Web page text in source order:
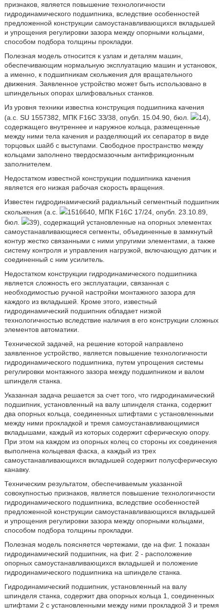
признаков, является повышение технологичности
гидродинамического подшипника, вследствие особенностей
предложенной конструкции самоустанавливающихся вкладышей
и упрощения регулировки зазора между опорными кольцами,
способом подбора толщины прокладки.
Полезная модель относится к узлам и деталям машин,
обеспечивающим нормальную эксплуатацию машин и установок,
а именно, к подшипникам скольжения для вращательного
движения. Заявленное устройство может быть использовано в
шпиндельных опорах шлифовальных станков.
Из уровня техники известна конструкция подшипника качения
(а.с. SU 1557382, МПК F16C ЗЗ/38, опубл. 15.04.90, бюл.
14),
содержащего внутреннее и наружное кольца, размещенные
между ними тела качения и разделяющий их сепаратор в виде
торцовых шайб с выступами. Свободное пространство между
кольцами заполнено твердосмазочным антифрикционным
заполнителем.
Недостатком известной конструкции подшипника качения
является его низкая рабочая скорость вращения.
Известен гидродинамический радиальный сегментный подшипник
скольжения (а.с.
1516640, МПК F16C 17/24, опубл. 23.10.89,
бюл.
39), содержащий установленные на опорных элементах
самоустанавливающиеся сегменты, объединенные в замкнутый
контур жестко связанными с ними упругими элементами, а также
систему контроля и управления нагрузкой, включающую датчик и
соединенный с ним усилитель.
Недостатком конструкции гидродинамического подшипника
является сложность его эксплуатации, связанная с
необходимостью ручной настройки монтажного зазора для
каждого из вкладышей. Кроме этого, известный
гидродинамический подшипник обладает низкой
технологичностью вследствие наличия в его конструкции сложных
элементов автоматики.
Технической задачей, на решение которой направлено
заявленное устройство, является повышение технологичности
гидродинамического подшипника, путем упрощения системы
регулировки монтажного зазора между подшипником и валом
шпинделя станка.
Указанная задача решается за счет того, что гидродинамический
подшипник, установленный на валу шпинделя станка, содержит
два опорных кольца, соединенных штифтами с установленными
между ними прокладкой и тремя самоустанавливающимися
вкладышами, каждый из которых содержит сферическую опору.
При этом на каждом из опорных колец со стороны их соединения
выполнена кольцевая фаска, а каждый из трех
самоустанавливающихся вкладышей содержит полусферическую
канавку.
Техническим результатом, обеспечиваемым указанной
совокупностью признаков, является повышение технологичности
гидродинамического подшипника, вследствие особенностей
предложенной конструкции самоустанавливающихся вкладышей
и упрощения регулировки зазора между опорными кольцами,
способом подбора толщины прокладки.
Полезная модель поясняется чертежами, где на фиг. 1 показан
гидродинамический подшипник, на фиг. 2 - расположение
опорных самоустанавливающихся вкладышей и положение
гидродинамического подшипника на шпинделе станка.
Гидродинамический подшипник, установленный на валу
шпинделя станка, содержит два опорных кольца 1, соединенных
штифтами 2 с установленными между ними прокладкой 3 и тремя